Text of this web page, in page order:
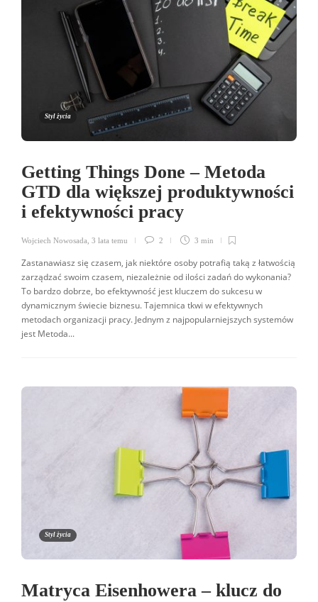
Styl życia
Getting Things Done – Metoda
GTD dla większej produktywności
i efektywności pracy
Wojciech Nowosada 3 lata temu 2 3 min
Zastanawiasz się czasem, jak niektóre osoby potrafią taką z łatwością
zarządzać swoim czasem, niezależnie od ilości zadań do wykonania?
To bardzo dobrze, bo efektywność jest kluczem do sukcesu w
dynamicznym świecie biznesu. Tajemnica tkwi w efektywnych
metodach organizacji pracy. Jednym z najpopularniejszych systemów
jest Metoda...
Styl życia
Matryca Eisenhowera – klucz do